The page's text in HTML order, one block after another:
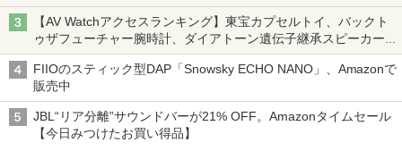
【AV Watchアクセスランキング】東宝カプセルトイ、バックト
ゥザフューチャー腕時計、ダイアトーン遺伝子継承スピーカー
('26年8月3日～9日)
FIIOのスティック型DAP「Snowsky ECHO NANO」、Amazonで
販売中
JBL“リア分離”サウンドバーが21% OFF。Amazonタイムセール
【今日みつけたお買い得品】